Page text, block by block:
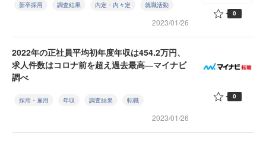
新卒採用 調査結果 内定・内々定 就職活動
2023/01/26
0
2022年の正社員平均初年度年収は454.2万円、
求人件数はコロナ前を超え過去最高―マイナビ
調べ
採用・雇用 年収 調査結果 転職
2023/01/26
0